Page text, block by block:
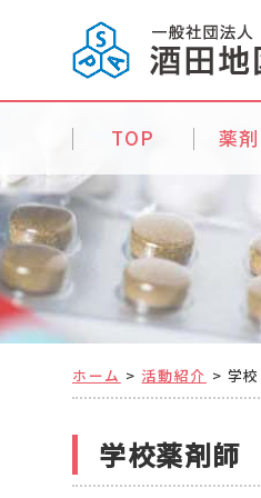
TOP 薬
ホーム > 活動紹介 > 学
学校薬剤師